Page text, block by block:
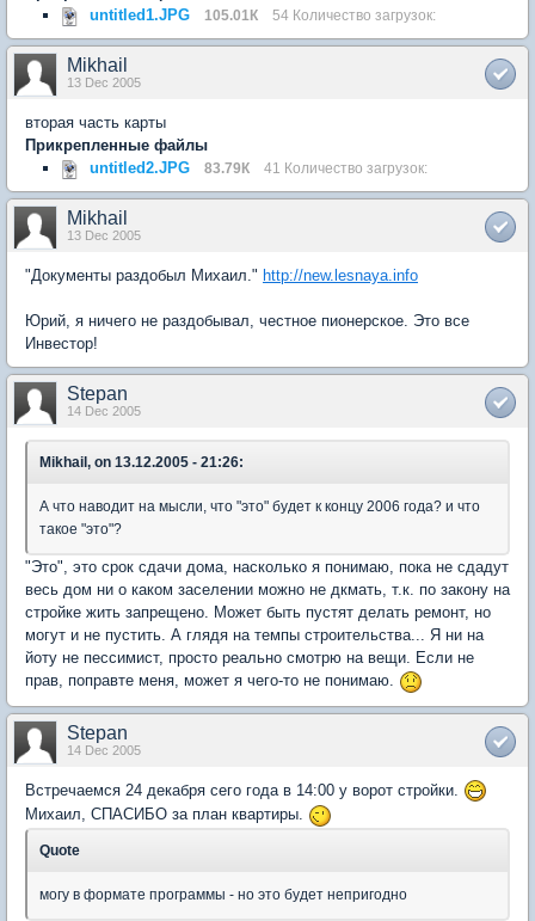
untitled1.JPG
105.01К 54 Количество загрузок:
Mikhail
13 Dec 2005
вторая часть карты
Прикрепленные файлы
untitled2.JPG
83.79К 41 Количество загрузок:
Mikhail
13 Dec 2005
"Документы раздобыл Михаил." http://new.lesnaya.info
Юрий, я ничего не раздобывал, честное пионерское. Это все
Инвестор!
Stepan
14 Dec 2005
Mikhail, on 13.12.2005 - 21:26:
А что наводит на мысли, что "это" будет к концу 2006 года? и что
такое "это"?
"Это", это срок сдачи дома, насколько я понимаю, пока не сдадут
весь дом ни о каком заселении можно не дкмать, т.к. по закону на
стройке жить запрещено. Может быть пустят делать ремонт, но
могут и не пустить. А глядя на темпы строительства... Я ни на
йоту не пессимист, просто реально смотрю на вещи. Если не
прав, поправте меня, может я чего-то не понимаю.
Stepan
14 Dec 2005
Встречаемся 24 декабря сего года в 14:00 у ворот стройки.
Михаил, СПАСИБО за план квартиры.
Quote
могу в формате программы - но это будет непригодно